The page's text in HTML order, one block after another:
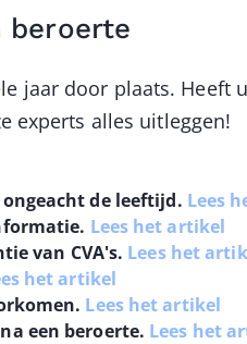
beroerte
jaar door plaats. Heeft
experts alles uitleggen!
de leeftijd. Lees
Lees het artikel
van CVA's. Lees het
het artikel
Lees het artikel
een beroerte. Lees het